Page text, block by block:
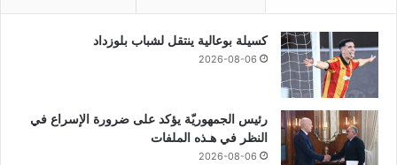
كسيلة بوعالية ينتقل لشباب بلوزداد
2026-08-06
رئيس الجمهوريّة يؤكد على ضرورة الإسراع في
النظر في هـذه الملفات
2026-08-06